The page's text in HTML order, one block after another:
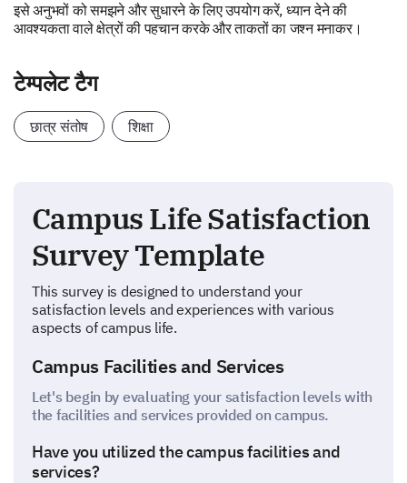
इसे अनुभवों को समझने और सुधारने के लिए उपयोग करें, ध्यान देने की
आवश्यकता वाले क्षेत्रों की पहचान करके और ताकतों का जश्न मनाकर।
टेम्पलेट टैग
छात्र संतोष शिक्षा
Campus Life Satisfaction
Survey Template
This survey is designed to understand your
satisfaction levels and experiences with various
aspects of campus life.
Campus Facilities and Services
Let's begin by evaluating your satisfaction levels with
the facilities and services provided on campus.
Have you utilized the campus facilities and
services?